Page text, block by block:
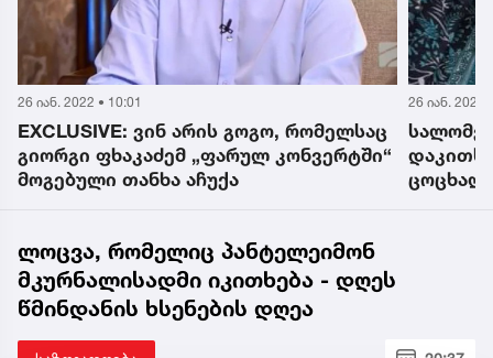
26 იან. 2022 • 10:01
EXCLUSIVE: ვინ არის გოგო, რომელსაც
გიორგი ფხაკაძემ „ფარულ კონვერტში“
მოგებული თანხა აჩუქა
26 იან. 2022
სალომე
ლოცვა, რომელიც პანტელეიმონ
მკურნალისადმი იკითხება - დღეს
წმინდანის ხსენების დღეა